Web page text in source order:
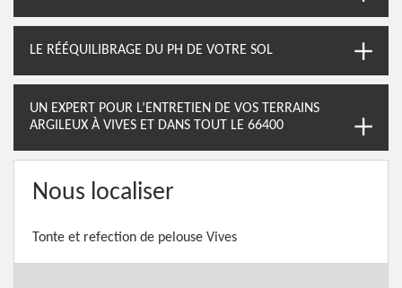
LE RÉÉQUILIBRAGE DU PH DE VOTRE SOL
UN EXPERT POUR L’ENTRETIEN DE VOS TERRAINS
ARGILEUX À VIVES ET DANS TOUT LE 66400
Nous localiser
Tonte et refection de pelouse Vives